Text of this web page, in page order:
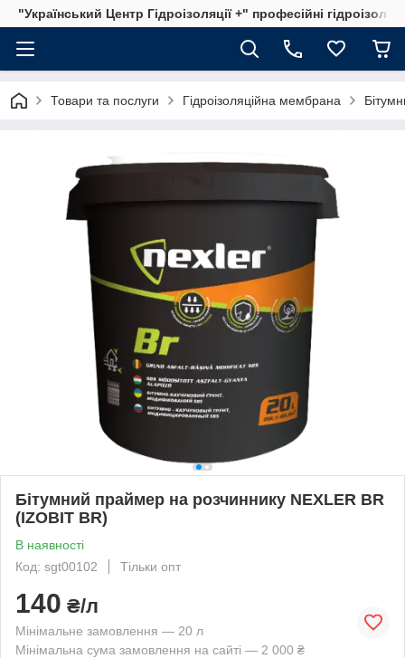
"Український Центр Гідроізоляції +" професійні
Товари та послуги Гідроізоляційна мембрана
Бітумний праймер на розчиннику NEXLER BR
(IZOBIT BR)
В наявності
Код: sgt00102
Тільки опт
140 ₴/л
Мінімальне замовлення — 20 л
Мінімальна сума замовлення на сайті — 2 000 ₴